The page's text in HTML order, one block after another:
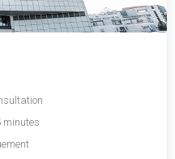
minutes